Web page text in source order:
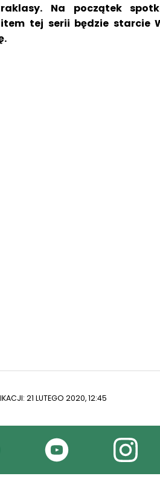
Na początek
tej serii będzie starcie
21 LUTEGO 2020, 12:45